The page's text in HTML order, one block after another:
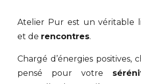
Atelier Pur est un véritable
et de rencontres.
Chargé d’énergies positives,
pensé pour votre